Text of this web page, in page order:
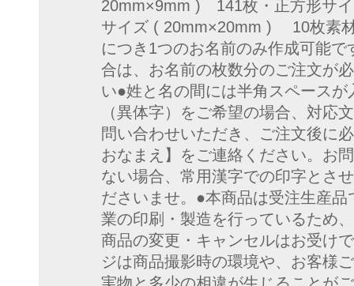
20mm×9mm ) 141枚・正方形サ
サイズ ( 20mm×20mm ) 10枚素
につき1つのお名前のみ作成可能
合は、お名前の枚数分のご注文が
い●姓と名の間には半角スペース
（異体字）をご希望の場合、対応
問い合わせいただき、ご注文後に
おなまえ】をご連絡ください。お
ない場合、常用漢字での印字とさ
ださいませ。●本商品は受注生産
業の印刷・製造を行っているため
商品の変更・キャンセルはお受け
ジは商品撮影時の環境や、お客様